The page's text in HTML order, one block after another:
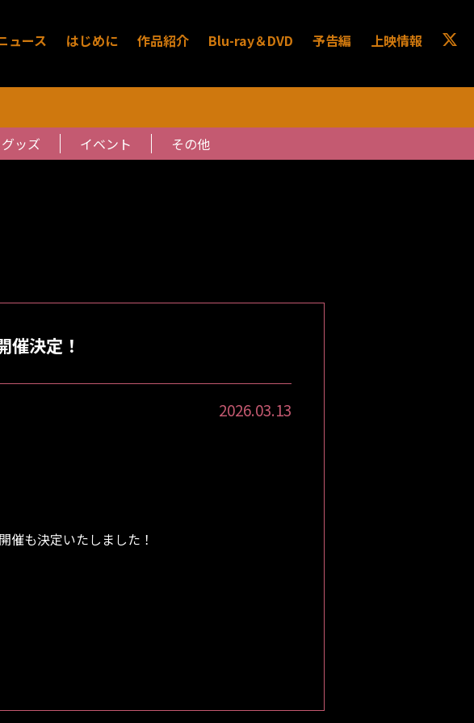
ュース はじめに 作品紹介 Blu-ray＆DVD 予告編 上映情報
ッズ イベント その他
催決定！
2026.03.13
催も決定いたしました！